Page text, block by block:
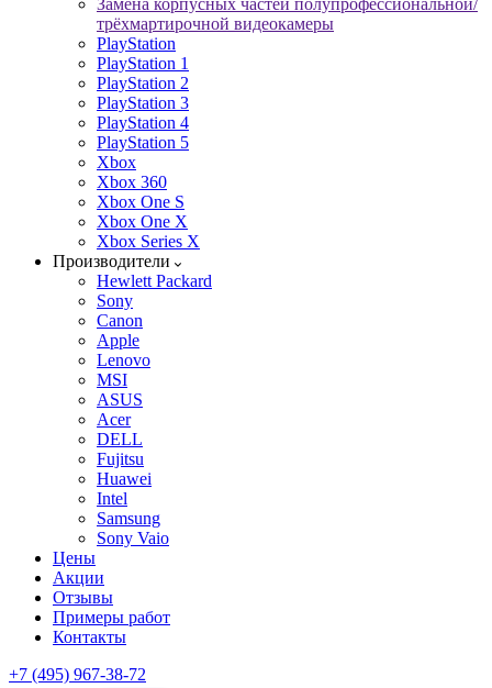
Замена корпусных частей полупрофессиональной/
трёхмартирочной видеокамеры
PlayStation
PlayStation 1
PlayStation 2
PlayStation 3
PlayStation 4
PlayStation 5
Xbox
Xbox 360
Xbox One S
Xbox One X
Xbox Series X
Производители
Hewlett Packard
Sony
Canon
Apple
Lenovo
MSI
ASUS
Acer
DELL
Fujitsu
Huawei
Intel
Samsung
Sony Vaio
Цены
Акции
Отзывы
Примеры работ
Контакты
+7 (495) 967-38-72